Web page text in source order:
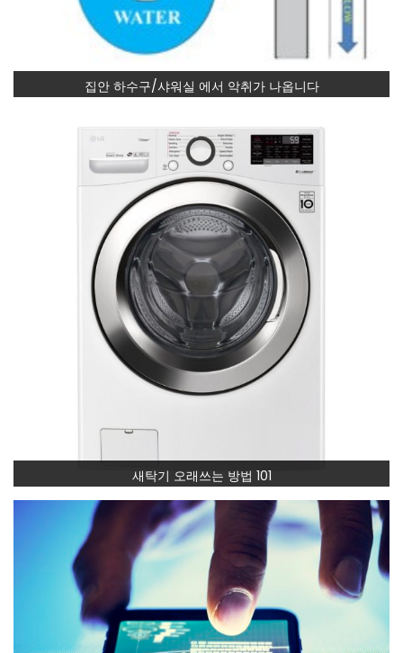
집안 하수구/샤워실 에서 악취가 나옵니다
새탁기 오래쓰는 방법 101